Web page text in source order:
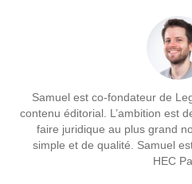
Samuel est co-fondateur de
contenu éditorial. L’ambition est
faire juridique au plus grand
simple et de qualité. Samuel
HEC